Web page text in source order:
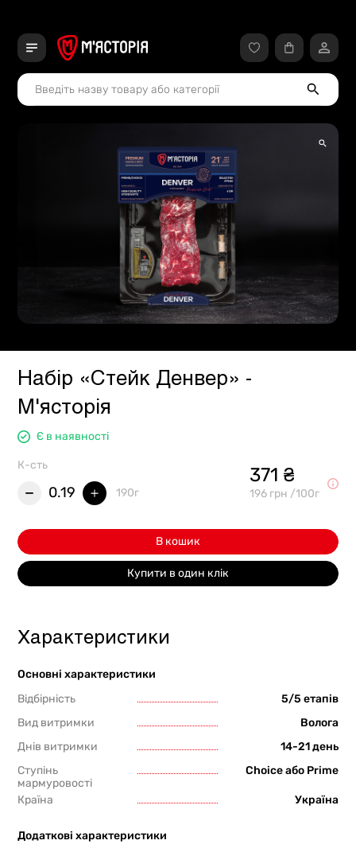
Набір «Стейк Денвер» -
М'ясторія
Є в наявності
К-сть
0.19 190г
371 ₴
196 грн /100г
В кошик
Купити в один клік
Характеристики
Основні характеристики
Відбірність
5/5 етапів
Вид витримки
Волога
Днів витримки
14-21 день
Ступінь
мармуровості
Choice або Prime
Країна Україна
Додаткові характеристики